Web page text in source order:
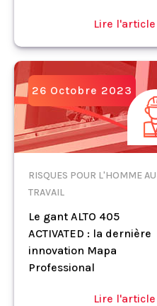
Lire l'article
26 Octobre 2023
RISQUES POUR L'HOMME AU
TRAVAIL
Le gant ALTO 405
ACTIVATED : la dernière
innovation Mapa
Professional
Lire l'article